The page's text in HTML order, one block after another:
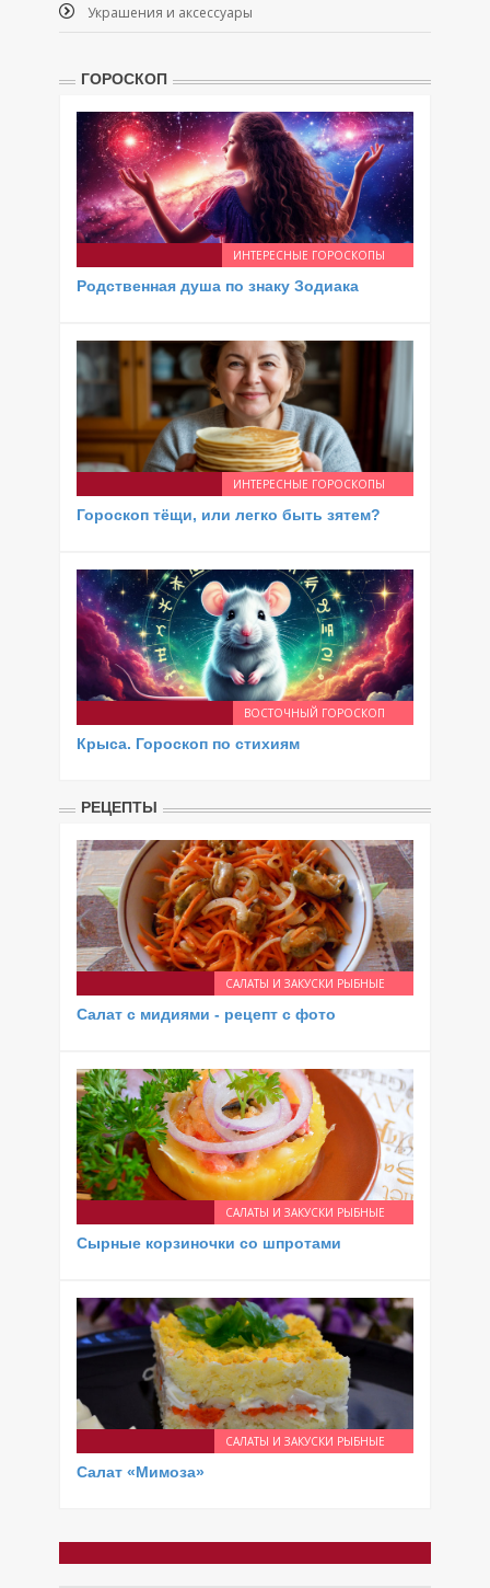
Украшения и аксессуары
ГОРОСКОП
ИНТЕРЕСНЫЕ ГОРОСКОПЫ
Родственная душа по знаку Зодиака
ИНТЕРЕСНЫЕ ГОРОСКОПЫ
Гороскоп тёщи, или легко быть зятем?
ВОСТОЧНЫЙ ГОРОСКОП
Крыса. Гороскоп по стихиям
РЕЦЕПТЫ
САЛАТЫ И ЗАКУСКИ РЫБНЫЕ
Салат с мидиями - рецепт с фото
САЛАТЫ И ЗАКУСКИ РЫБНЫЕ
Сырные корзиночки со шпротами
САЛАТЫ И ЗАКУСКИ РЫБНЫЕ
Салат «Мимоза»